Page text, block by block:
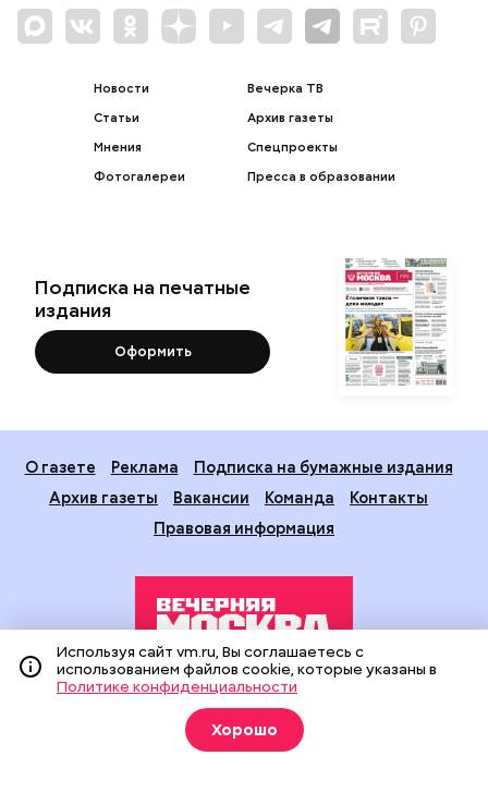
Новости
Статьи
Мнения
Фотогалереи
Вечерка ТВ
Архив газеты
Спецпроекты
Пресса в образовании
Подписка на печатные
издания
Оформить
О газете Реклама
Подписка на бумажные издания
Архив газеты
Вакансии Команда
Контакты
Правовая информация
Издание создано при финансовой поддержке Департамента
средств массовой информации и рекламы города Москвы.
На сайте применяются рекомендательные технологии
(информационные технологии предоставления информации
Используя сайт vm.ru, Вы соглашаетесь с
использованием файлов cookie, которые указаны в
Политике конфиденциальности
Хорошо